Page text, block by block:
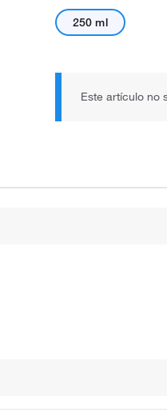
250 ml
Este artículo no